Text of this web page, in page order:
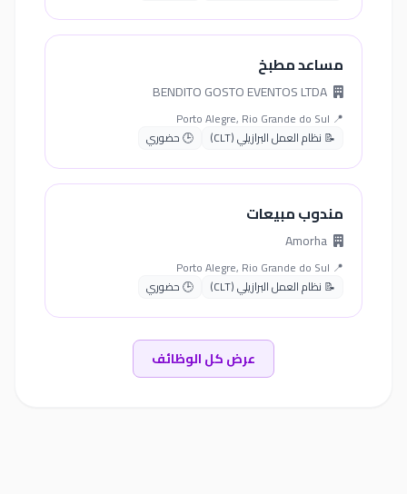
مساعد مطبخ
📍 Porto Alegre, Rio Grande do Sul
📝 نظام العمل البرازيلي (CLT)
🕒 حضوري
مندوب مبيعات
📍 Porto Alegre, Rio Grande do Sul
📝 نظام العمل البرازيلي (CLT)
🕒 حضوري
عرض كل الوظائف